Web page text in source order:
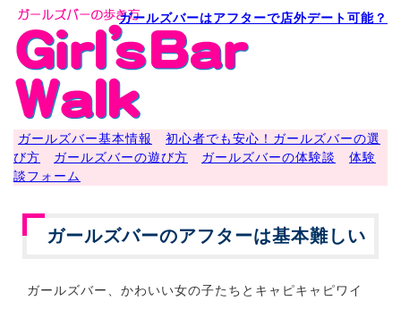
ガールズバーはアフターで店外デート可能？
ガールズバー基本情報
初心者でも安心！ガールズバーの選
び方
ガールズバーの遊び方 ガールズバーの体験談
体験
談フォーム
ガールズバーのアフターは基本難しい
ガールズバー、かわいい女の子たちとキャピキャピワイ